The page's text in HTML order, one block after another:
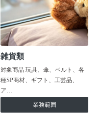
雑貨類
対象商品 玩具、傘、ベルト、各
種SP商材、ギフト、工芸品、
ア…
業務範囲